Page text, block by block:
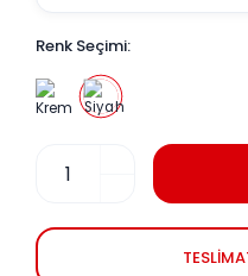
Renk Seçimi: